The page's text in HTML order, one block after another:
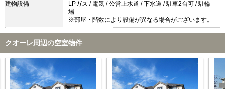
建物設備
LPガス / 電気 / 公営上水道 / 下水道 / 駐車2台可 / 駐輪
場
※部屋・階数により設備が異なる場合がございます。
クオーレ周辺の空室物件